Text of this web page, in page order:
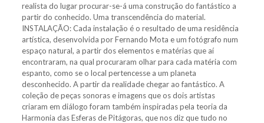
realista do lugar procurar-se-á uma construção do fantástico a
partir do conhecido. Uma transcendência do material.
INSTALAÇÃO: Cada instalação é o resultado de uma residência
artística, desenvolvida por Fernando Mota e um fotógrafo num
espaço natural, a partir dos elementos e matérias que aí
encontraram, na qual procuraram olhar para cada matéria com
espanto, como se o local pertencesse a um planeta
desconhecido. A partir da realidade chegar ao fantástico. A
coleção de peças sonoras e imagens que os dois artistas
criaram em diálogo foram também inspiradas pela teoria da
Harmonia das Esferas de Pitágoras, que nos diz que tudo no